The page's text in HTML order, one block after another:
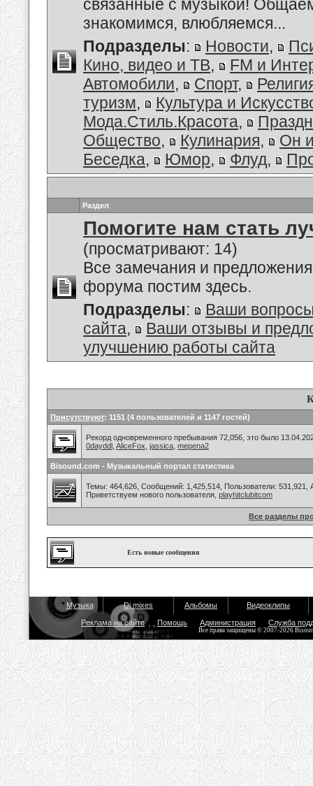
связанные с музыкой!
знакомимся, влюбляемся...
Подразделы: Новости,
Кино, видео и ТВ,
FM и
Автомобили, Спорт,
туризм,
Культура и
Мода.Стиль.Красота,
Общество, Кулинария,
Он
Беседка, Юмор, Флуд,
Раздел
Помогите нам стать
(просматривают: 14)
Все замечания и
форума постим здесь.
Подразделы:
Ваши
сайта,
Ваши отзывы и
улучшению работы сайта
Присутствуют: 1151 (4 пользователей и 1147 гостей)
Рекорд одновременного пребывания 72,056, это было
0dayddl AliceFox jassica mepena2
Bisound.com - Музыкальный портал статистика
Темы: 464,626, Сообщений: 1,425,514, Пользователи: 531,921,
Приветствуем нового пользователя, playhitclubitcom
Все разделы
Есть новые сообщения
Музыка Dj mixes Альбомы Видеоклипы
Реклама на сайте Помощь Администрация Служба
Все права защищены © 2007-2026